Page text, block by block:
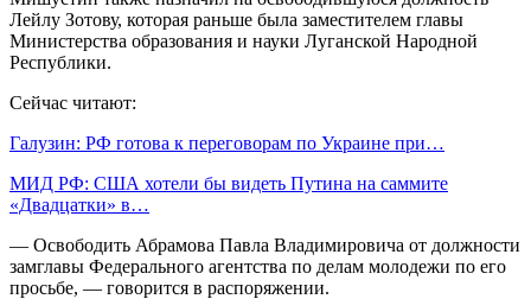
Лейлу Зотову, которая раньше была заместителем главы
Министерства образования и науки Луганской Народной
Республики.
Сейчас читают:
Галузин: РФ готова к переговорам по Украине при…
МИД РФ: США хотели бы видеть Путина на саммите
«Двадцатки» в…
— Освободить Абрамова Павла Владимировича от должности
замглавы Федерального агентства по делам молодежи по его
просьбе, — говорится в распоряжении.